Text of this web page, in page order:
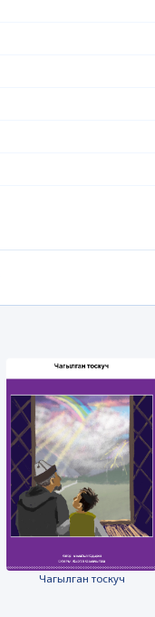
Чагылган тоскуч